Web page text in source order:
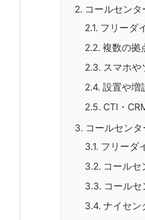
2. コールセンタ
2.1. フリーダ
2.2. 複数の拠
2.3. スマホや
2.4. 設置や増
2.5. CTI・
3. コールセン
3.1. フリーダ
3.2. コール
3.3. コール
3.4. ナイセン